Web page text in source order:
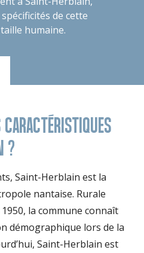
de cette
humaine.
?
Saint-Herblain est la
nantaise. Rurale
la commune connaît
démographique lors de la
Saint-Herblain est